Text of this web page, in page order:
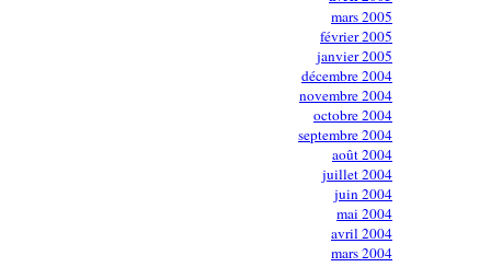
mars 2005
février 2005
janvier 2005
décembre 2004
novembre 2004
octobre 2004
septembre 2004
août 2004
juillet 2004
juin 2004
mai 2004
avril 2004
mars 2004